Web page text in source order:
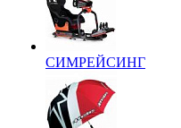
СИМРЕЙСИНГ